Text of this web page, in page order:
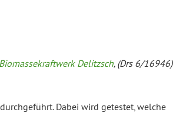
Delitzsch‚ (Drs 6/16946)
Dabei wird getestet, welche